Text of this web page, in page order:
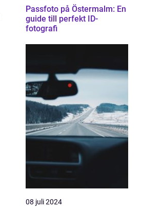
Passfoto på Östermalm: En
guide till perfekt ID-
fotografi
08 juli 2024